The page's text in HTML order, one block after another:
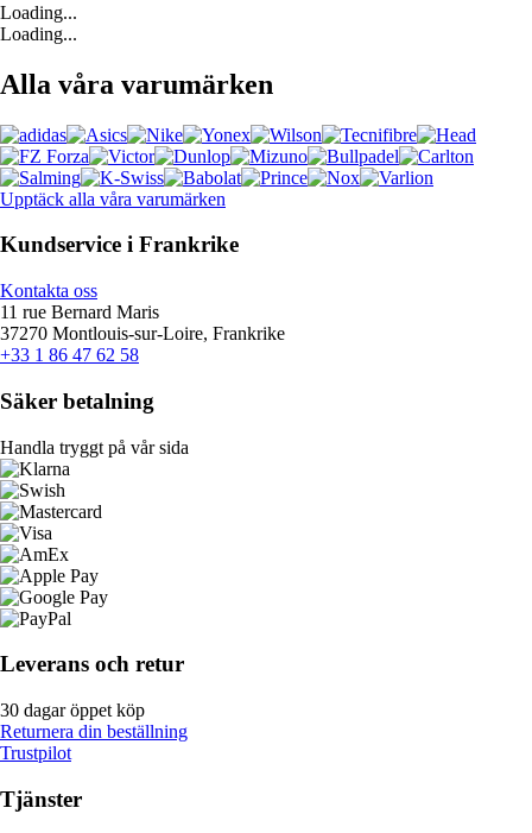
Loading...
Loading...
Alla våra varumärken
Upptäck alla våra varumärken
Kundservice i Frankrike
Kontakta oss
11 rue Bernard Maris
37270 Montlouis-sur-Loire, Frankrike
+33 1 86 47 62 58
Säker betalning
Handla tryggt på vår sida
Leverans och retur
30 dagar öppet köp
Returnera din beställning
Trustpilot
Tjänster